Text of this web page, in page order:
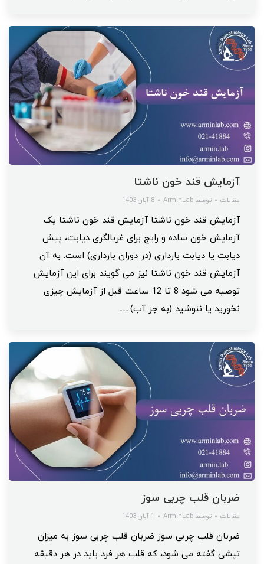
آزمایش قند خون ناشتا
مقالات توسط ArminLab 8 آبان 1403
آزمایش قند خون ناشتا آزمایش قند خون ناشتا یک
آزمایش خون ساده و رایج برای غربالگری دیابت، پیش
دیابت یا دیابت بارداری (در دوران بارداری) است. به آن
آزمایش قند خون ناشتا نیز می گویند برای این آزمایش
توصیه می شود 8 تا 12 ساعت قبل از آزمایش چیزی
نخورید یا ننوشید (به جز آب).…
ضربان قلب چربی سوز
مقالات توسط ArminLab 1 آبان 1403
ضربان قلب چربی سوز ضربان قلب چربی سوز به میزان
تپشی گفته می شود، که قلب هر فرد باید در هر دقیقه